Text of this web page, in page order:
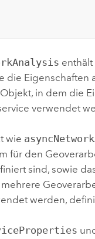
enthält
die Eigenschaften
in dem die
verwendet
wie
für den
sind, sowie
werden,